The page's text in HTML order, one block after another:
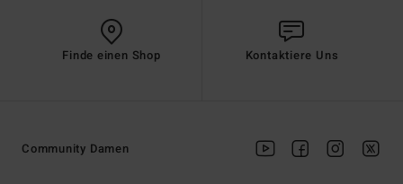
Finde einen Shop Kontaktiere Uns
Community Damen